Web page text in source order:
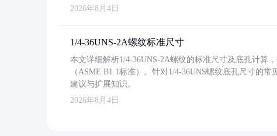
2026年8月4日
1/4-36UNS-2A螺纹标准尺寸
本文详细解析1/4-36UNS-2A螺纹的标准尺寸及底孔计算
（ASME B1.1标准）。针对1/4-36UNS螺纹底孔尺寸的
建议与扩展知识。
2026年8月4日